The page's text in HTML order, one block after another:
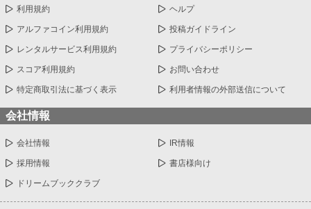
利用規約 ヘルプ
アルファコイン利用規約 投稿ガイドライン
レンタルサービス利用規約 プライバシーポリシー
スコア利用規約 お問い合わせ
特定商取引法に基づく表示 利用者情報の外部送信について
会社情報
会社情報 IR情報
採用情報 書店様向け
ドリームブッククラブ